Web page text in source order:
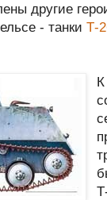
другие
- танки Т-